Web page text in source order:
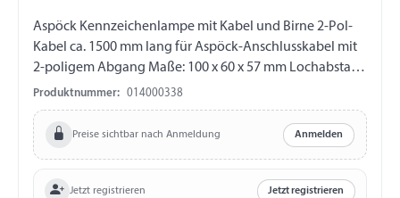
Aspöck Kennzeichenlampe mit Kabel und Birne 2-Pol-
Kabel ca. 1500 mm lang für Aspöck-Anschlusskabel mit
2-poligem Abgang Maße: 100 x 60 x 57 mm Lochabstand
70 mm
Produktnummer: 014000338
Preise sichtbar nach Anmeldung Anmelden
Jetzt registrieren Jetzt registrieren